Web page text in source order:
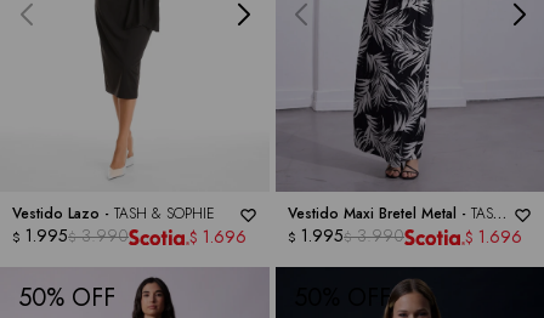
Vestido Lazo - TASH & SOPHIE
$ 1.995$ 3.990 $ 1.696
Vestido Maxi Bretel Metal - TASH
& SOPHIE
$ 1.995$ 3.990 $ 1.696
50